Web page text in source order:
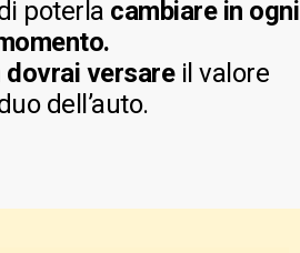
poterla cambiare in ogni
dovrai versareil valore
dell’auto.